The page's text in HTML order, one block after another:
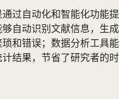
过自动化和智能化功能提
自动识别文献信息，生成
和错误；数据分析工具能
结果，节省了研究者的时